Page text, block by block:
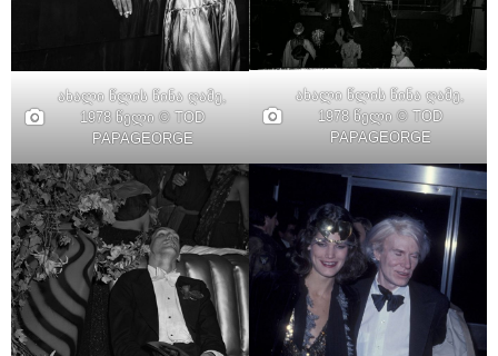
ახალი წლის წინა ღამე,
1978 წელი © TOD
PAPAGEORGE
ახალი წლის წინა ღამე,
1978 წელი © TOD
PAPAGEORGE